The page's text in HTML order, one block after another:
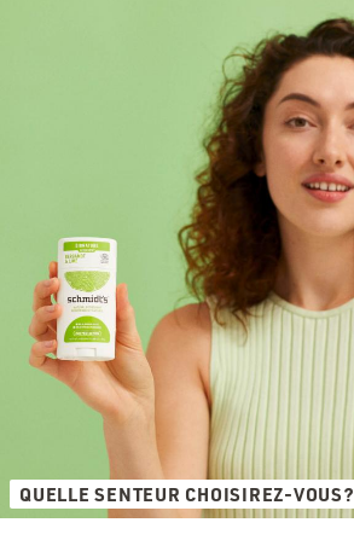
QUELLE SENTEUR CHOISIREZ-VOUS?